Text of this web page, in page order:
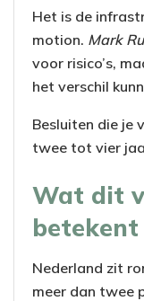
Het is de
motion. Mark
voor risico’s,
het verschil
Besluiten die je
twee tot vier
Wat dit
betekent
Nederland zit
meer dan twee